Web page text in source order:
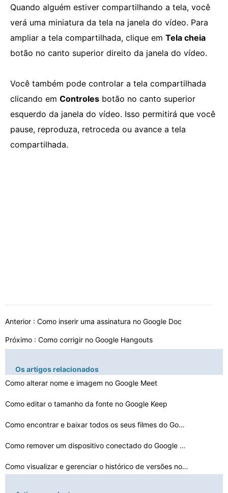
Quando alguém estiver compartilhando a tela, você
verá uma miniatura da tela na janela do vídeo. Para
ampliar a tela compartilhada, clique em Tela cheia
botão no canto superior direito da janela do vídeo.
Você também pode controlar a tela compartilhada
clicando em Controles botão no canto superior
esquerdo da janela do vídeo. Isso permitirá que você
pause, reproduza, retroceda ou avance a tela
compartilhada.
Anterior : Como inserir uma assinatura no Google Doc
Próximo : Como corrigir no Google Hangouts
Os artigos relacionados
Como alterar nome e imagem no Google Meet
Como editar o tamanho da fonte no Google Keep
Como encontrar e baixar todos os seus filmes do Google …
Como remover um dispositivo conectado do Google Home
Como visualizar e gerenciar o histórico de versões no…